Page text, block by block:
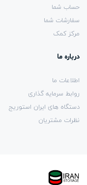
حساب شما
سفارشات شما
مرکز کمک
درباره ما
اطلاعات ما
روابط سرمایه گذاری
دستگاه های ایران استوریج
نظرات مشتریان